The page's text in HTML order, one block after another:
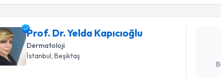
Prof. Dr. Yelda Kapıcıoğlu
Dermatoloji
İstanbul , Beşiktaş